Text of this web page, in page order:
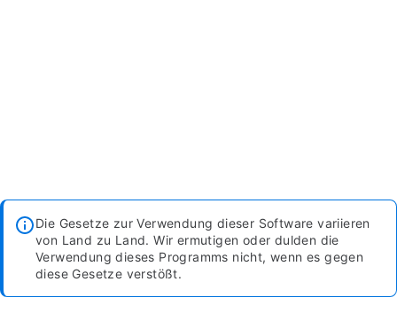
Die Gesetze zur Verwendung dieser Software variieren
von Land zu Land. Wir ermutigen oder dulden die
Verwendung dieses Programms nicht, wenn es gegen
diese Gesetze verstößt.